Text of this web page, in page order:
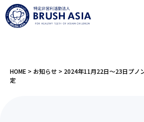
HOME > お知らせ > 2024年11月22日〜23日プノ
定